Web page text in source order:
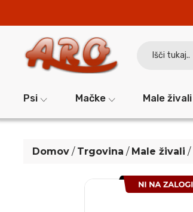
Psi Mačke Male živali
Domov / Trgovina / Male živali /